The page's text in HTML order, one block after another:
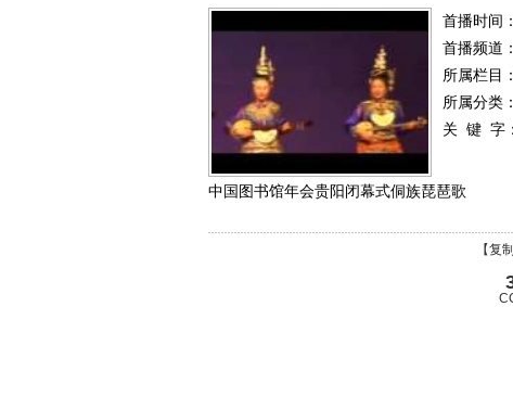
首播时间
首播频道：
所属栏目：
所属分类：
关 键 字：
中国图书馆年会贵阳闭幕式侗族琵琶歌
【复